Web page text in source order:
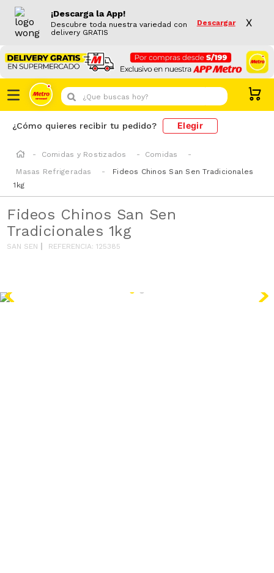
¡Descarga la App!
Descubre toda nuestra variedad con
delivery GRATIS
Descargar X
¿Que buscas hoy?
¿Cómo quieres recibir tu pedido? Elegir
Comidas y Rostizados
Comidas
Masas Refrigeradas
Fideos Chinos San Sen Tradicionales
1kg
Fideos Chinos San Sen
Tradicionales 1kg
SAN SEN REFERENCIA:125385